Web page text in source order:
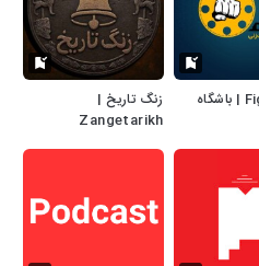
Fight Club | باشگاه
زنگ تاریخ |
Zangetarikh